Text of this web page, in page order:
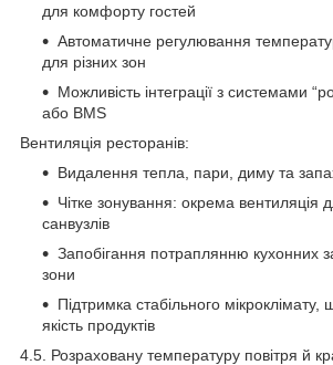
для комфорту гостей
Автоматичне регулювання
для різних зон
Можливість інтеграції з системами
або BMS
Вентиляція ресторанів:
Видалення тепла, пари, диму та
Чітке зонування: окрема вентиляція
санвузлів
Запобігання потраплянню кухонних
зони
Підтримка стабільного
якість продуктів
4.5. Розраховану температуру повітря й